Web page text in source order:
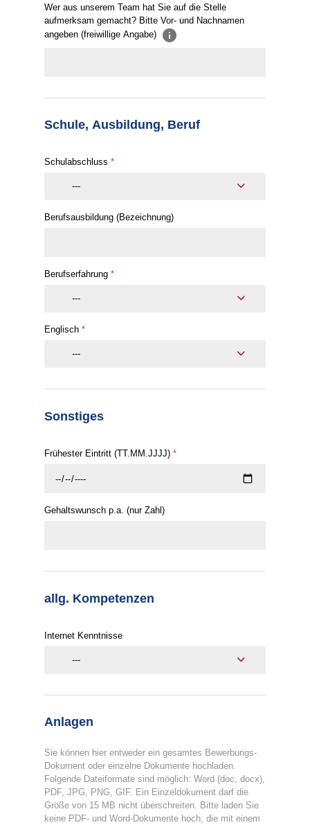
Wer aus unserem Team hat Sie auf die Stelle
aufmerksam gemacht? Bitte Vor- und Nachnamen
angeben (freiwillige Angabe)
Schule, Ausbildung, Beruf
Schulabschluss *
---
Berufsausbildung (Bezeichnung)
Berufserfahrung *
---
Englisch *
---
Sonstiges
Frühester Eintritt (TT.MM.JJJJ) *
Gehaltswunsch p.a. (nur Zahl)
allg. Kompetenzen
Internet Kenntnisse
---
Anlagen
Sie können hier entweder ein gesamtes Bewerbungs-
Dokument oder einzelne Dokumente hochladen.
Folgende Dateiformate sind möglich: Word (doc, docx),
PDF, JPG, PNG, GIF. Ein Einzeldokument darf die
Größe von 15 MB nicht überschreiten. Bitte laden Sie
keine PDF- und Word-Dokumente hoch, die mit einem